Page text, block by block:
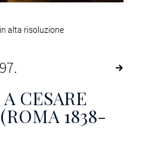
alta risoluzione
97
CESARE
1838-